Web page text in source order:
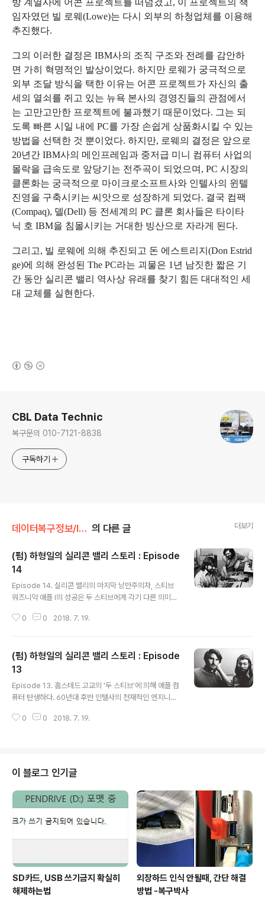
임자였던 빌 로웨(Lowe)는 다시 외부의 하청업체를 이용해
추진했다.
그의 이러한 결정은 IBM사의 조직 구조와 전례를 감안하
면 가히 혁명적인 발상이었다. 하지만 로웨가 궁극적으로
외부 조달 방식을 택한 이유는 어콘 프로젝트가 자신의 출
세의 열쇠를 쥐고 있는 뉴욕 본사의 경영진들의 관점에서
는 고만고만한 프로젝트에 불과했기 때문이었다. 그는 되
도록 빠른 시일 내에 PC를 가장 손쉽게 상품화시킬 수 있는
방법을 선택한 것 뿐이었다. 하지만, 로웨의 결정은 앞으로
20년간 IBM사의 메인프레임과 중저급 미니 컴퓨터 사업의
몰락을 급속도로 앞당기는 전주곡이 되었으며, PC 시장의
클론화는 궁극적으로 마이크로소프트사와 인텔사의 윈텔
진영을 구축시키는 씨앗으로 성장하게 되었다. 결국 컴팩
(Compaq), 델(Dell) 등 전세계의 PC 클론 회사들은 타이타
닉 호 IBM을 침몰시키는 거대한 빙산으로 자라게 된다.
그리고, 빌 로웨에 의해 추진되고 돈 에스트리지(Don Estrid
ge)에 의해 완성된 The PC라는 괴물은 1년 남짓한 짧은 기
간 동안 실리콘 밸리 역사상 유래를 찾기 힘든 대대적인 세
대 교체를 실현한다.
CBL Data Technic
복구문의 010-7121-8838
구독하기
데이터복구정보/IT NEWS 의 다른 글 더보기
(펌) 하형일의 실리콘 밸리 스토리 : Episode
14
Episode 14. 실리콘 밸리의 마지막 낭만주의자, 스티브
워즈니악 애플 I의 성공은 두 스티브에게 각기 다른 의미를
세상 사람들이 인정했다는 자신감을 의미했고, 잡스에게는
고, 그것이 바로 워즈니악의 두 번째 작품이자 마지막 작품
인 애플 II였다. 애플 II는 워즈니악이 평소 꿈꿔왔던 '살아있
는 퍼스널 컴퓨터'의 모습을 유감없이 보여주었다. 즉 초,
중, 고등학생들에겐 무한대의 게임과 각종 프로그래밍 유
지만 비지칼크(VisiCalc)라 불리는 최초의 스프레드시트
0 0 2018. 7. 19.
(펌) 하형일의 실리콘 밸리 스토리 : Episode
13
Episode 13. 홈스테드 고교의 '두 스티브'에 의해 애플 컴
퓨터 탄생하다. 60년대 후반 인텔사의 천재적인 엔지니어
스 메모리칩(DRAM)은 70년대 중반 퍼스널 컴퓨터(PC)
적인 미디엄으로 바꾸어 놓는 대혁명의 출발점이기 때문이
다. 하지만 보통 사람들의 입장에서 볼 때, 디지털 혁명에
불을 지핀 미츠사(MITS)의 알테어 8800은 퍼스널 컴퓨
터의 존재를 세상에 알리는 그 이상의 의미는 없었다. 알테
어 8800은 빌 게이츠의 마이크로소프트사와 게리 킬달의
운영체제를 탄생시키는 계기를..
0 0 2018. 7. 19.
이 블로그 인기글
SD카드, USB 쓰기금지 확실히
해제하는법
외장하드 인식 안될때, 간단 해결
방법 -복구박사